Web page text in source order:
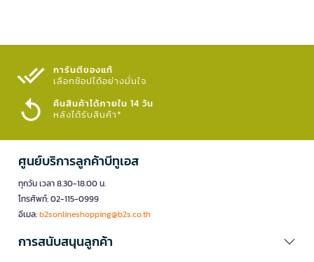
การันตีของแท้
เลือกช้อปได้อย่างมั่นใจ​
คืนสินค้าได้ภายใน 14 วัน
หลังได้รับสินค้า*
ศูนย์บริการลูกค้าบีทูเอส
ทุกวัน เวลา 8.30-18.00 น.
โทรศัพท์: 02-115-0999
อีเมล:b2sonlineshopping@b2s.co.th
การสนับสนุนลูกค้า